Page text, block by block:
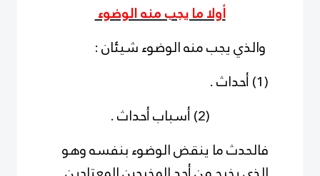
أولا ما يجب منه الوضوء
والذي يجب منه الوضوء شيئان :
(1) أحداث .
(2) أسباب أحداث .
فالحدث ما ينقض الوضوء بنفسه وهو